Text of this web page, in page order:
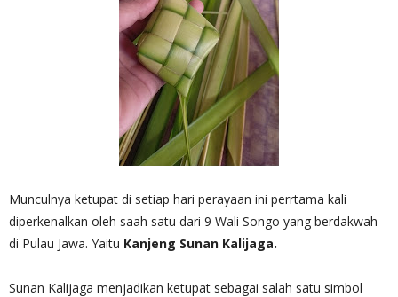
Munculnya ketupat di setiap hari perayaan ini perrtama kali
diperkenalkan oleh saah satu dari 9 Wali Songo yang berdakwah
di Pulau Jawa. Yaitu Kanjeng Sunan Kalijaga.
Sunan Kalijaga menjadikan ketupat sebagai salah satu simbol